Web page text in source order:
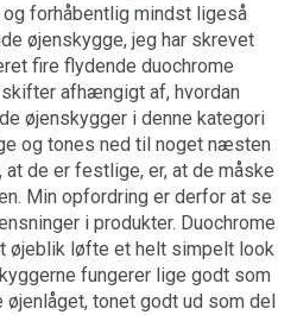
forhåbentlig mindst ligeså
øjenskygge, jeg har skrevet
fire flydende duochrome
skifter afhængigt af, hvordan
øjenskygger i denne kategori
og tones ned til noget næsten
at de er festlige, er, at de måske
Min opfordring er derfor at se
i produkter. Duochrome
øjeblik løfte et helt simpelt look
fungerer lige godt som
tonet godt ud som del